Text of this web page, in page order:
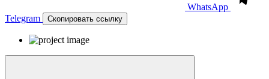
WhatsApp
Telegram
Скопировать ссылку